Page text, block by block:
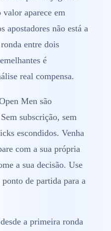
aparece em
apostadores não está a
entre dois
é
real compensa.
Men são
subscrição, sem
escondidos. Venha
com a sua própria
a sua decisão. Use
ponto de partida para a
a primeira ronda